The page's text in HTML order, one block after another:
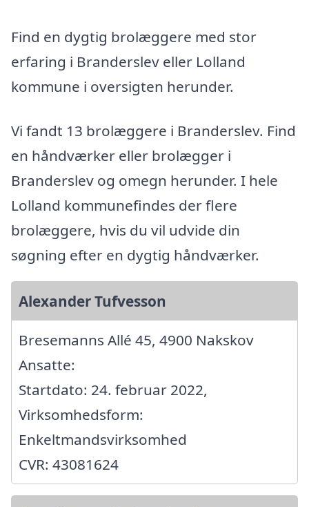
Find en dygtig brolæggere med stor
erfaring i Branderslev eller Lolland
kommune i oversigten herunder.
Vi fandt 13 brolæggere i Branderslev. Find
en håndværker eller brolægger i
Branderslev og omegn herunder. I hele
Lolland kommunefindes der flere
brolæggere, hvis du vil udvide din
søgning efter en dygtig håndværker.
Alexander Tufvesson
Bresemanns Allé 45, 4900 Nakskov
Ansatte:
Startdato: 24. februar 2022,
Virksomhedsform:
Enkeltmandsvirksomhed
CVR: 43081624